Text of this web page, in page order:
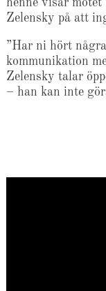
henne visar
Zelensky på att
”Har ni hört
kommunikation
Zelensky talar
– han kan inte